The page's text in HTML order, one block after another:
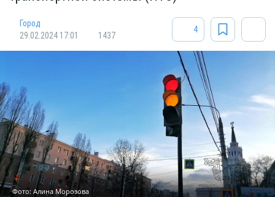
Город
29.02.2024 17:01
1437
4
Фото: Алина Морозова